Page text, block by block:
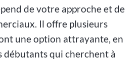
de votre approche et de
Il offre plusieurs
une option attrayante, en
débutants qui cherchent à